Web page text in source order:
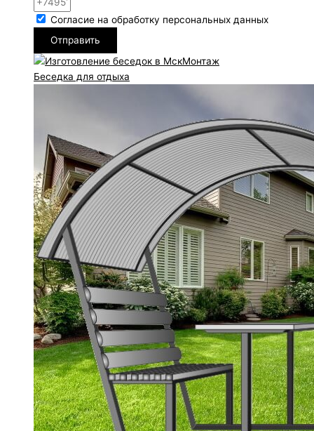
Согласие на обработку персональных данных
Отправить
Беседка для отдыха